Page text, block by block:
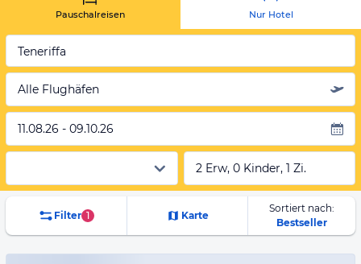
Pauschalreisen Nur Hotel
Teneriffa
Alle Flughäfen
11.08.26 - 09.10.26
2 Erw, 0 Kinder, 1 Zi.
Filter 1 Karte
Sortiert nach:
Bestseller